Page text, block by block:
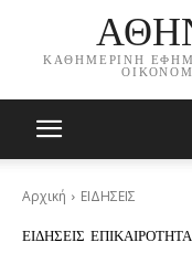
ΚΑΘΗΜΕΡΙΝΗ
Αρχική ΕΙΔΗΣΕΙΣ
ΕΙΔΗΣΕΙΣ ΕΠΙΚΑΙΡΟΤΗΤΑ